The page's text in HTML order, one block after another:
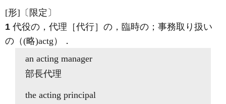
[形] 〔限定〕
1 代役の，代理［代行］の，臨時の；事務取り扱い
の（(略)actg）
．
an acting manager
部長代理
the acting principal